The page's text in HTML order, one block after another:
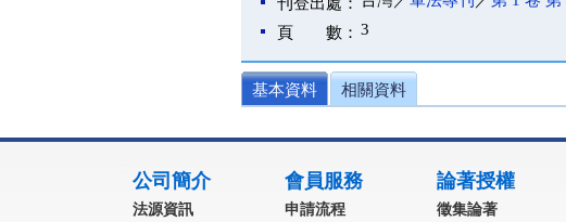
頁 數： 3
基本資料 相關資料
公司簡介
法源資訊
會員服務
申請流程
論著授權
徵集論著